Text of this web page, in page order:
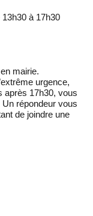
à 17h30
mairie.
urgence,
après 17h30, vous
répondeur vous
de joindre une